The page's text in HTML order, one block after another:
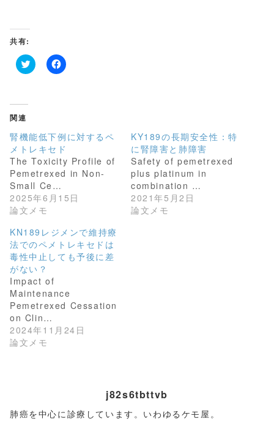
共有:
ク
し
て
T
i
t
t
e
で
共
有
(
新
し
ウ
ィ
ン
ド
ウ
で
開
き
ま
す
)
F
で
共
有
す
に
ク
リ
て
く
だ
さ
い
新
し
い
ウ
ィ
ン
ド
ウ
関連
腎機能低下例に対するペ
メトレキセド
The Toxicity Profile of
Pemetrexed in Non-
Small Ce…
2025年6月15日
論文メモ
KY189の長期安全性：特
に腎障害と肺障害
Safety of pemetrexed
plus platinum in
combination …
2021年5月2日
論文メモ
KN189レジメンで維持療
法でのペメトレキセドは
毒性中止しても予後に差
がない？
Impact of
Maintenance
Pemetrexed Cessation
on Clin…
2024年11月24日
論文メモ
j82s6tbttvb
肺癌を中心に診療しています。いわゆるケモ屋。